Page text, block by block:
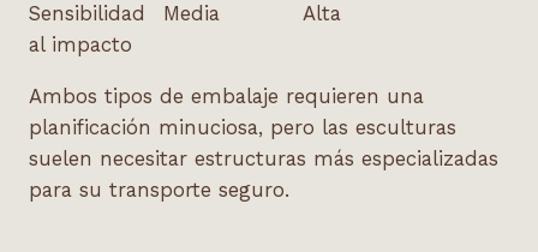
Sensibilidad
al impacto
Media Alta
Ambos tipos de embalaje requieren una
planificación minuciosa, pero las esculturas
suelen necesitar estructuras más especializadas
para su transporte seguro.